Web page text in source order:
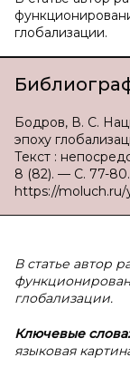
глобализации.
Бодров, В. С.
эпоху
Текст :
8 (82). — С. 77-
https://moluch.ru/
В статье автор
глобализации.
Ключевые
языковая